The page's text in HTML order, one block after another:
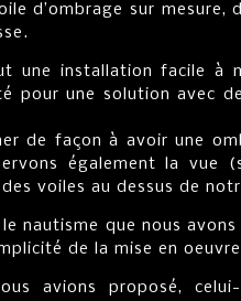
d’ombrage sur mesure,
une installation facile à
pour une solution avec
de façon à avoir une
également la vue
voiles au dessus de
nautisme que nous
de la mise en
avions proposé,